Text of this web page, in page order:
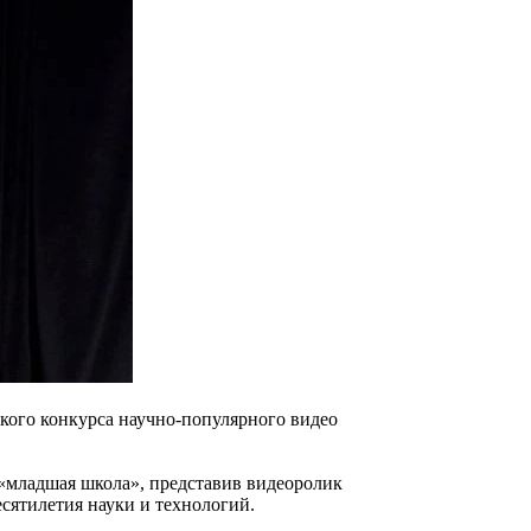
конкурса научно‑популярного видео
школа», представив видеоролик
науки и технологий.